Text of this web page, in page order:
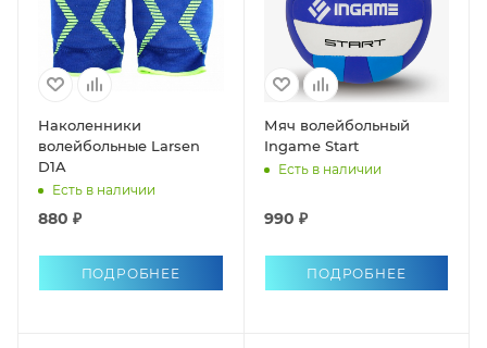
Наколенники
волейбольные Larsen
D1A
Есть в наличии
880 ₽
ПОДРОБНЕЕ
Мяч волейбольный
Ingame Start
Есть в наличии
990 ₽
ПОДРОБНЕЕ